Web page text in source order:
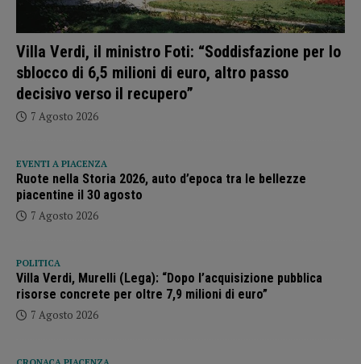
Villa Verdi, il ministro Foti: “Soddisfazione per lo
sblocco di 6,5 milioni di euro, altro passo
decisivo verso il recupero”
7 Agosto 2026
EVENTI A PIACENZA
Ruote nella Storia 2026, auto d’epoca tra le bellezze
piacentine il 30 agosto
7 Agosto 2026
POLITICA
Villa Verdi, Murelli (Lega): “Dopo l’acquisizione pubblica
risorse concrete per oltre 7,9 milioni di euro”
7 Agosto 2026